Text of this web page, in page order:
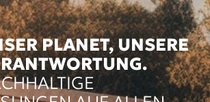
PLANET, UNSERE